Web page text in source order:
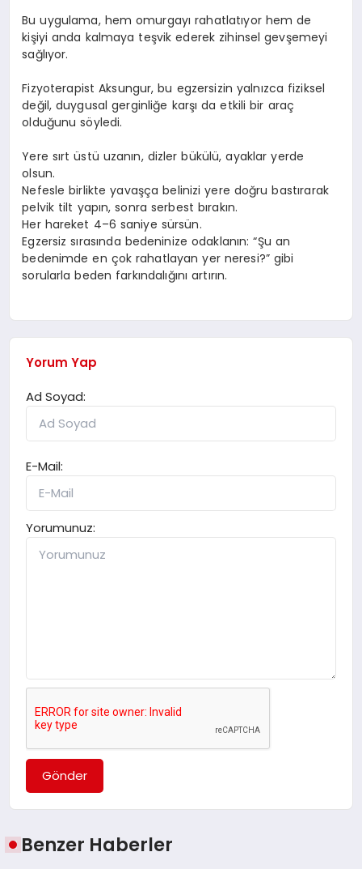
Bu uygulama, hem omurgayı rahatlatıyor hem de
kişiyi anda kalmaya teşvik ederek zihinsel gevşemeyi
sağlıyor.
Fizyoterapist Aksungur, bu egzersizin yalnızca fiziksel
değil, duygusal gerginliğe karşı da etkili bir araç
olduğunu söyledi.
Yere sırt üstü uzanın, dizler bükülü, ayaklar yerde
olsun.
Nefesle birlikte yavaşça belinizi yere doğru bastırarak
pelvik tilt yapın, sonra serbest bırakın.
Her hareket 4–6 saniye sürsün.
Egzersiz sırasında bedeninize odaklanın: “Şu an
bedenimde en çok rahatlayan yer neresi?” gibi
sorularla beden farkındalığını artırın.
Yorum Yap
Ad Soyad:
E-Mail:
Yorumunuz:
Gönder
Benzer Haberler